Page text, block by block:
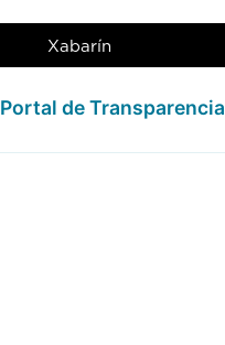
Xabarín
Portal de Transparencia